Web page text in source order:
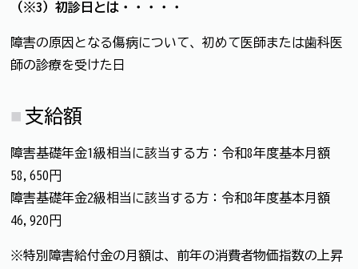
（※3）初診日とは・・・・・
障害の原因となる傷病について、初めて医師または歯科医
師の診療を受けた日
支給額
障害基礎年金1級相当に該当する方：令和8年度基本月額
58,650円
障害基礎年金2級相当に該当する方：令和8年度基本月額
46,920円
※特別障害給付金の月額は、前年の消費者物価指数の上昇